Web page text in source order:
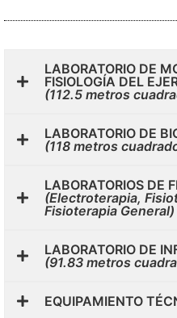
LABORATORIO DE
FISIOLOGÍA DEL
(112.5 metros
LABORATORIO DE
(118 metros
LABORATORIOS DE
(Electroterapia,
Fisioterapia General)
LABORATORIO DE
(91.83 metros
EQUIPAMIENTO